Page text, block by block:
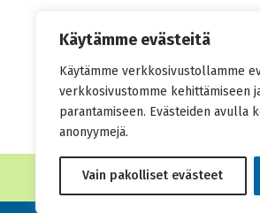
Käytämme evästeitä
Käytämme verkkosivustollamme
verkkosivustomme kehittämiseen
parantamiseen. Evästeiden avulla
anonyymejä.
Vain pakolliset evästeet